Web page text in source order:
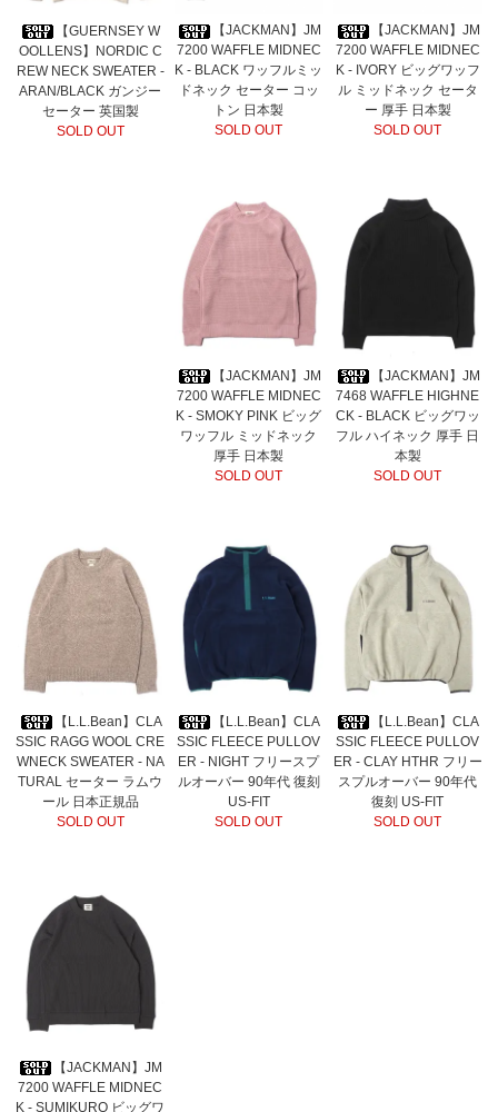
【GUERNSEY W
OOLLENS】NORDIC C
REW NECK SWEATER -
ARAN/BLACK ガンジー
セーター 英国製
SOLD OUT
【JACKMAN】JM
7200 WAFFLE MIDNEC
K - BLACK ワッフルミッ
ドネック セーター コッ
トン 日本製
SOLD OUT
【JACKMAN】JM
7200 WAFFLE MIDNEC
K - IVORY ビッグワッフ
ル ミッドネック セータ
ー 厚手 日本製
SOLD OUT
【JACKMAN】JM
7200 WAFFLE MIDNEC
K - SMOKY PINK ビッグ
ワッフル ミッドネック
厚手 日本製
SOLD OUT
【JACKMAN】JM
7468 WAFFLE HIGHNE
CK - BLACK ビッグワッ
フル ハイネック 厚手 日
本製
SOLD OUT
【L.L.Bean】CLA
SSIC RAGG WOOL CRE
WNECK SWEATER - NA
TURAL セーター ラムウ
ール 日本正規品
SOLD OUT
【L.L.Bean】CLA
SSIC FLEECE PULLOV
ER - NIGHT フリースプ
ルオーバー 90年代 復刻
US-FIT
SOLD OUT
【L.L.Bean】CLA
SSIC FLEECE PULLOV
ER - CLAY HTHR フリー
スプルオーバー 90年代
復刻 US-FIT
SOLD OUT
【JACKMAN】JM
7200 WAFFLE MIDNEC
K - SUMIKURO ビッグワ